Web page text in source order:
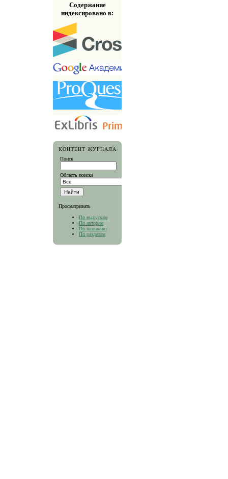
Содержание
индексировано в:
КОНТЕНТ ЖУРНАЛА
Поиск
Область поиска
Просматривать
По выпускам
По авторам
По названию
По разделам